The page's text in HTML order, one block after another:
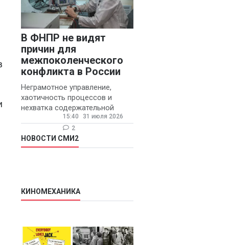
В ФНПР не видят
причин для
межпоколенческого
конфликта в России
Неграмотное управление,
хаотичность процессов и
нехватка содержательной
обратной связи от
руководителя являются
основными причинами
конфликтов и раздражения в
15:40
31 июля 2026
2
НОВОСТИ СМИ2
КИНОМЕХАНИКА